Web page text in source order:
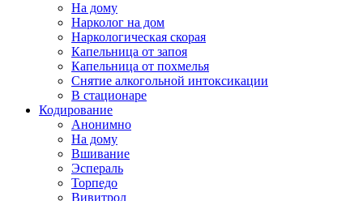
На дому
Нарколог на дом
Наркологическая скорая
Капельница от запоя
Капельница от похмелья
Снятие алкогольной интоксикации
В стационаре
Кодирование
Анонимно
На дому
Вшивание
Эспераль
Торпедо
Вивитрол